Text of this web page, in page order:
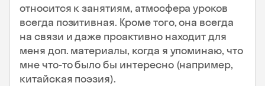
относится к занятиям, атмосфера уроков
всегда позитивная. Кроме того, она всегда
на связи и даже проактивно находит для
меня доп. материалы, когда я упоминаю, что
мне что-то было бы интересно (например,
китайская поэзия).